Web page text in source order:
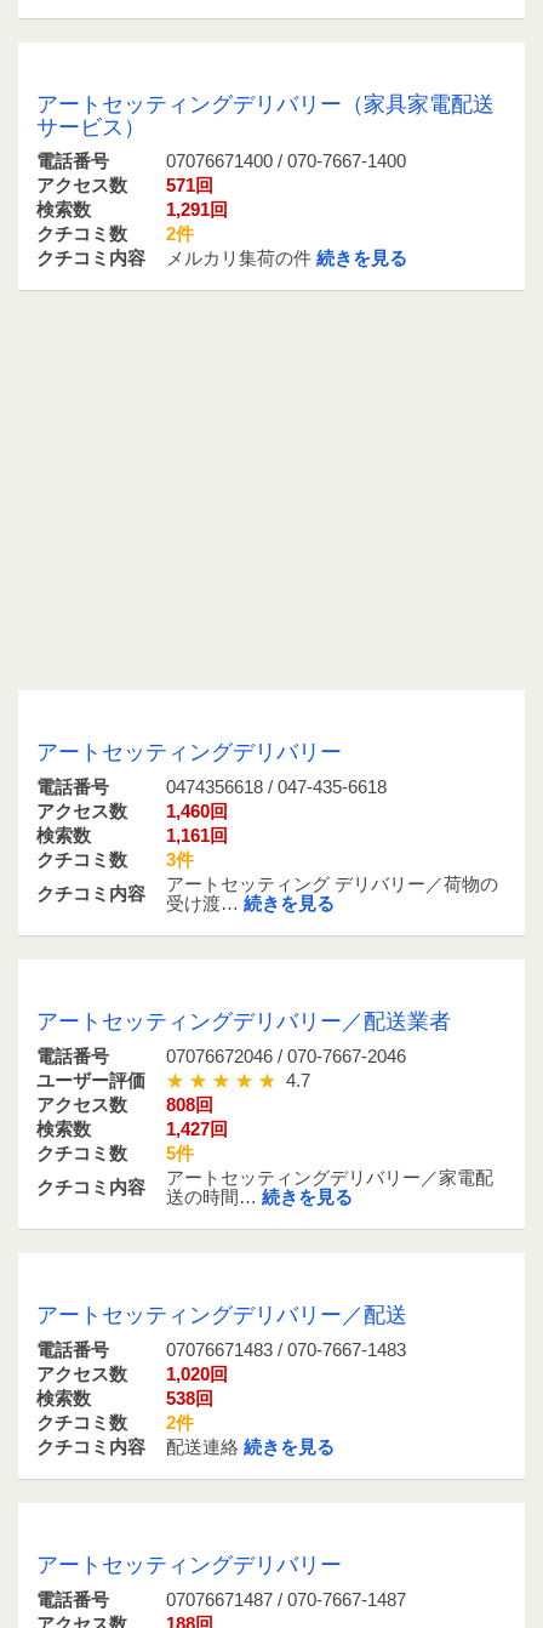
アートセッティングデリバリー（家具家電配送
サービス）
電話番号
07076671400 / 070-7667-1400
アクセス数
571回
検索数
1,291回
クチコミ数
2件
クチコミ内容
メルカリ集荷の件 続きを見る
アートセッティングデリバリー
電話番号
0474356618 / 047-435-6618
アクセス数
1,460回
検索数
1,161回
クチコミ数
3件
クチコミ内容
アートセッティング デリバリー／荷物の
受け渡… 続きを見る
アートセッティングデリバリー／配送業者
電話番号
07076672046 / 070-7667-2046
ユーザー評価
4.7
アクセス数
808回
検索数
1,427回
クチコミ数
5件
クチコミ内容
アートセッティングデリバリー／家電配
送の時間… 続きを見る
アートセッティングデリバリー／配送
電話番号
07076671483 / 070-7667-1483
アクセス数
1,020回
検索数
538回
クチコミ数
2件
クチコミ内容
配送連絡 続きを見る
アートセッティングデリバリー
電話番号
07076671487 / 070-7667-1487
アクセス数
188回